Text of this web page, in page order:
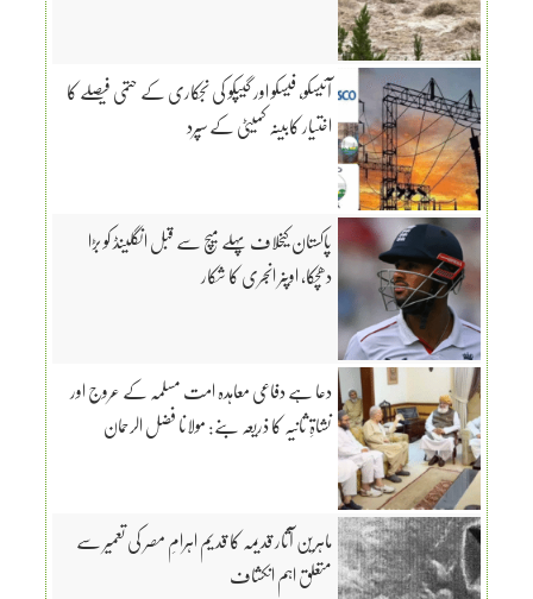
آئیسکو، فیسکو اور گیپکو کی نجکاری کے حتمی فیصلے کا
اختیار کابینہ کمیٹی کے سپرد
پاکستان کیخلاف پہلے میچ سے قبل انگلینڈ کو بڑا
دھچکا، اوپنر انجری کا شکار
دعا ہے دفاعی معاہدہ امت مسلمہ کے عروج اور
نشاۃِ ثانیہ کا ذریعہ بنے: مولانا فضل الرحمان
ماہرین آثار قدیمہ کا قدیم اہرامِ مصر کی تعمیر سے
متعلق اہم انکشاف